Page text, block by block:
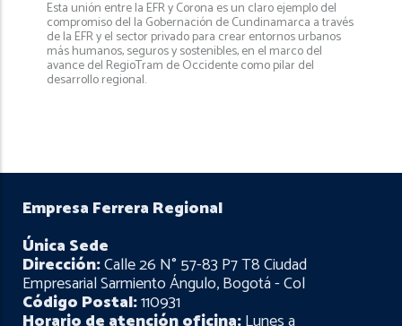
Esta unión entre la EFR y Corona es un claro ejemplo del
compromiso del la Gobernación de Cundinamarca a través
de la EFR y el sector privado para crear entornos urbanos
más humanos, seguros y sostenibles, en el marco del
avance del RegioTram de Occidente como pilar del
desarrollo regional.
Empresa Ferrera Regional
Única Sede
Dirección:Calle 26 N° 57-83 P7 T8 Ciudad
Empresarial Sarmiento Ángulo, Bogotá - Col
Código Postal:110931